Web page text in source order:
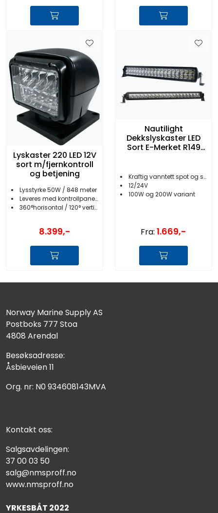
Lyskaster 220 LED 12V
sort m/fjernkontroll
og betjening
Lysstyrke 50W / 848 meter
Leveres med kontrollpanel og fjernkontr.
360°horisontal / 120° vertikal bevegelse
8.399,-
Nautilight
Dekkslyskaster LED
Sort E-Merket R149
Kraftig vanntett spot og spredelys
12/24V
100W og 200W variant
Fra: 1.669,-
Norway Marine Supply AS
Postboks 777 Stoa
4808 Arendal
Besøksadresse:
Åsbieveien 11
Org. nr: N0 934608143MVA
Kontakt oss:
Salgsavdelingen:
37 00 03 50
salg@nmsproff.no
www.nmsproff.no
YRKESBÅT 2022